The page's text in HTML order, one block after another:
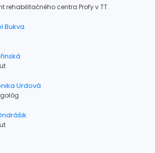
rehabilitačného centra Profy v TT
Bukva
Urdová